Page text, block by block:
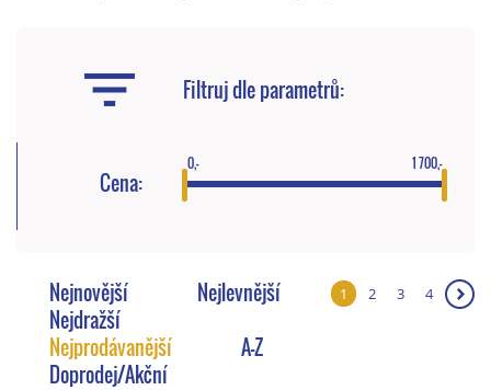
Filtruj dle parametrů:
Cena:
0,- 1 700,-
1 2 3 4 ❯
Nejnovější
Nejlevnější
Nejdražší
Nejprodávanější
A-Z
Doprodej/Akční